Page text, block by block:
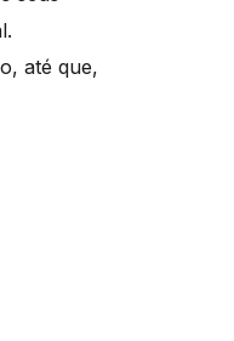
até que,